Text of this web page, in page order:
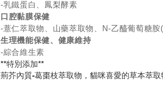
-乳鐵蛋白、鳳梨酵素
口腔黏膜保健
-薏仁萃取物、山藥萃取物、N-乙醯葡萄糖
生理機能保健、健康維持
-綜合維生素
**特別添加**
荊芥內質-葛棗枝萃取物，貓咪喜愛的草本萃